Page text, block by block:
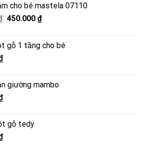
cho bé mastela 07110
Giá
510.000 ₫.
450.000 ₫Giá
là:
gỗ 1 tầng cho bé
giường mambo
gỗ tedy